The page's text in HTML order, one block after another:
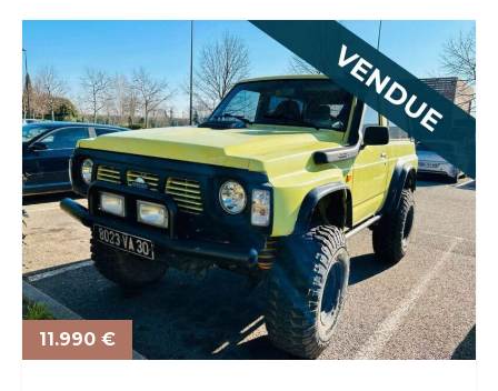
11.990 €